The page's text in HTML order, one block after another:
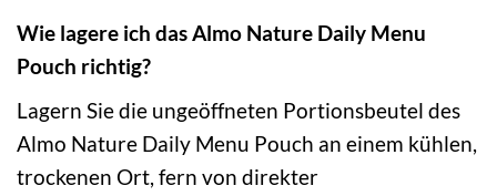
Wie lagere ich das Almo Nature Daily Menu
Pouch richtig?
Lagern Sie die ungeöffneten Portionsbeutel des
Almo Nature Daily Menu Pouch an einem kühlen,
trockenen Ort, fern von direkter